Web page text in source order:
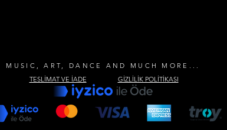
MUSIC, ART, DANCE AND MUCH MORE...
GİZLİLİK POLİTİKASI
TESLİMAT VE İADE